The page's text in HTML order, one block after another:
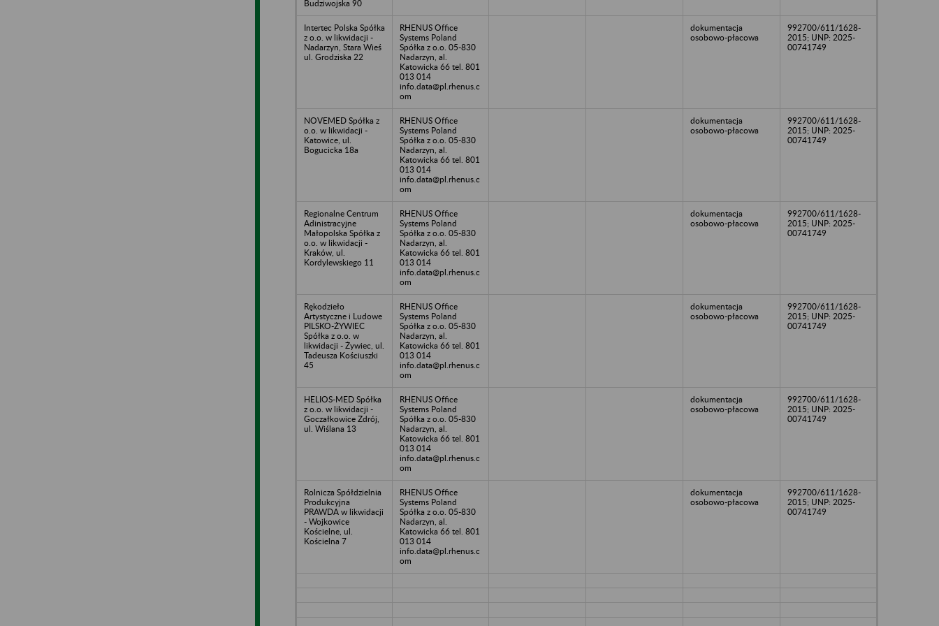
Budziwojska 90
Intertec Polska Spółka
z o.o. w likwidacji -
Nadarzyn, Stara Wieś
ul. Grodziska 22
RHENUS Office
Systems Poland
Spółka z o.o. 05-830
Nadarzyn, al.
Katowicka 66 tel. 801
013 014
info.data@pl.rhenus.c
om
dokumentacja
osobowo-płacowa
992700/611/1628-
2015; UNP: 2025-
00741749
NOVEMED Spółka z
o.o. w likwidacji -
Katowice, ul.
Bogucicka 18a
RHENUS Office
Systems Poland
Spółka z o.o. 05-830
Nadarzyn, al.
Katowicka 66 tel. 801
013 014
info.data@pl.rhenus.c
om
dokumentacja
osobowo-płacowa
992700/611/1628-
2015; UNP: 2025-
00741749
Regionalne Centrum
Adinistracyjne
Małopolska Spółka z
o.o. w likwidacji -
Kraków, ul.
Kordylewskiego 11
RHENUS Office
Systems Poland
Spółka z o.o. 05-830
Nadarzyn, al.
Katowicka 66 tel. 801
013 014
info.data@pl.rhenus.c
om
dokumentacja
osobowo-płacowa
992700/611/1628-
2015; UNP: 2025-
00741749
Rękodzieło
Artystyczne i Ludowe
PILSKO-ŻYWIEC
Spółka z o.o. w
likwidacji - Żywiec, ul.
Tadeusza Kościuszki
45
RHENUS Office
Systems Poland
Spółka z o.o. 05-830
Nadarzyn, al.
Katowicka 66 tel. 801
013 014
info.data@pl.rhenus.c
om
dokumentacja
osobowo-płacowa
992700/611/1628-
2015; UNP: 2025-
00741749
HELIOS-MED Spółka
z o.o. w likwidacji -
Goczałkowice Zdrój,
ul. Wiślana 13
RHENUS Office
Systems Poland
Spółka z o.o. 05-830
Nadarzyn, al.
Katowicka 66 tel. 801
013 014
info.data@pl.rhenus.c
om
dokumentacja
osobowo-płacowa
992700/611/1628-
2015; UNP: 2025-
00741749
Rolnicza Spółdzielnia
Produkcyjna
PRAWDA w likwidacji
- Wojkowice
Kościelne, ul.
Kościelna 7
RHENUS Office
Systems Poland
Spółka z o.o. 05-830
Nadarzyn, al.
Katowicka 66 tel. 801
013 014
info.data@pl.rhenus.c
om
dokumentacja
osobowo-płacowa
992700/611/1628-
2015; UNP: 2025-
00741749